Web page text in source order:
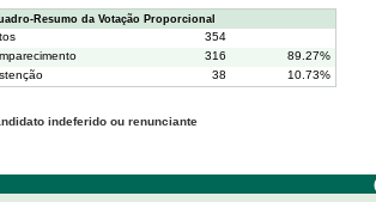
Resumo da Votação Proporcional
354
316
89.27%
38 10.73%
indeferido ou renunciante